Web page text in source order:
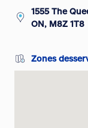
1555 The
ON, M8Z 1T8
Zones